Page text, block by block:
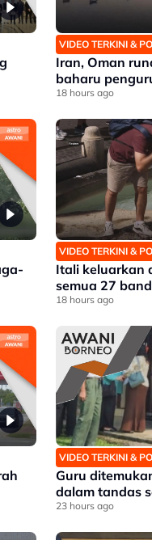
VIDEO TERKINI &
Iran, Oman
baharu
18 hours ago
VIDEO TERKINI &
Itali keluarkan
semua 27
18 hours ago
VIDEO TERKINI &
Guru
dalam tandas
23 hours ago